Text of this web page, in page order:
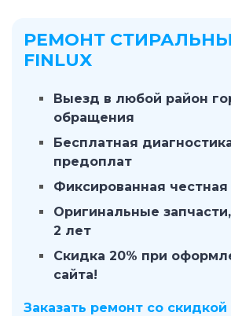
РЕМОНТ
FINLUX
Выезд в любой район
обращения
Бесплатная
предоплат
Фиксированная честная
Оригинальные
2 лет
Скидка 20% при
сайта!
Заказать ремонт со скидкой